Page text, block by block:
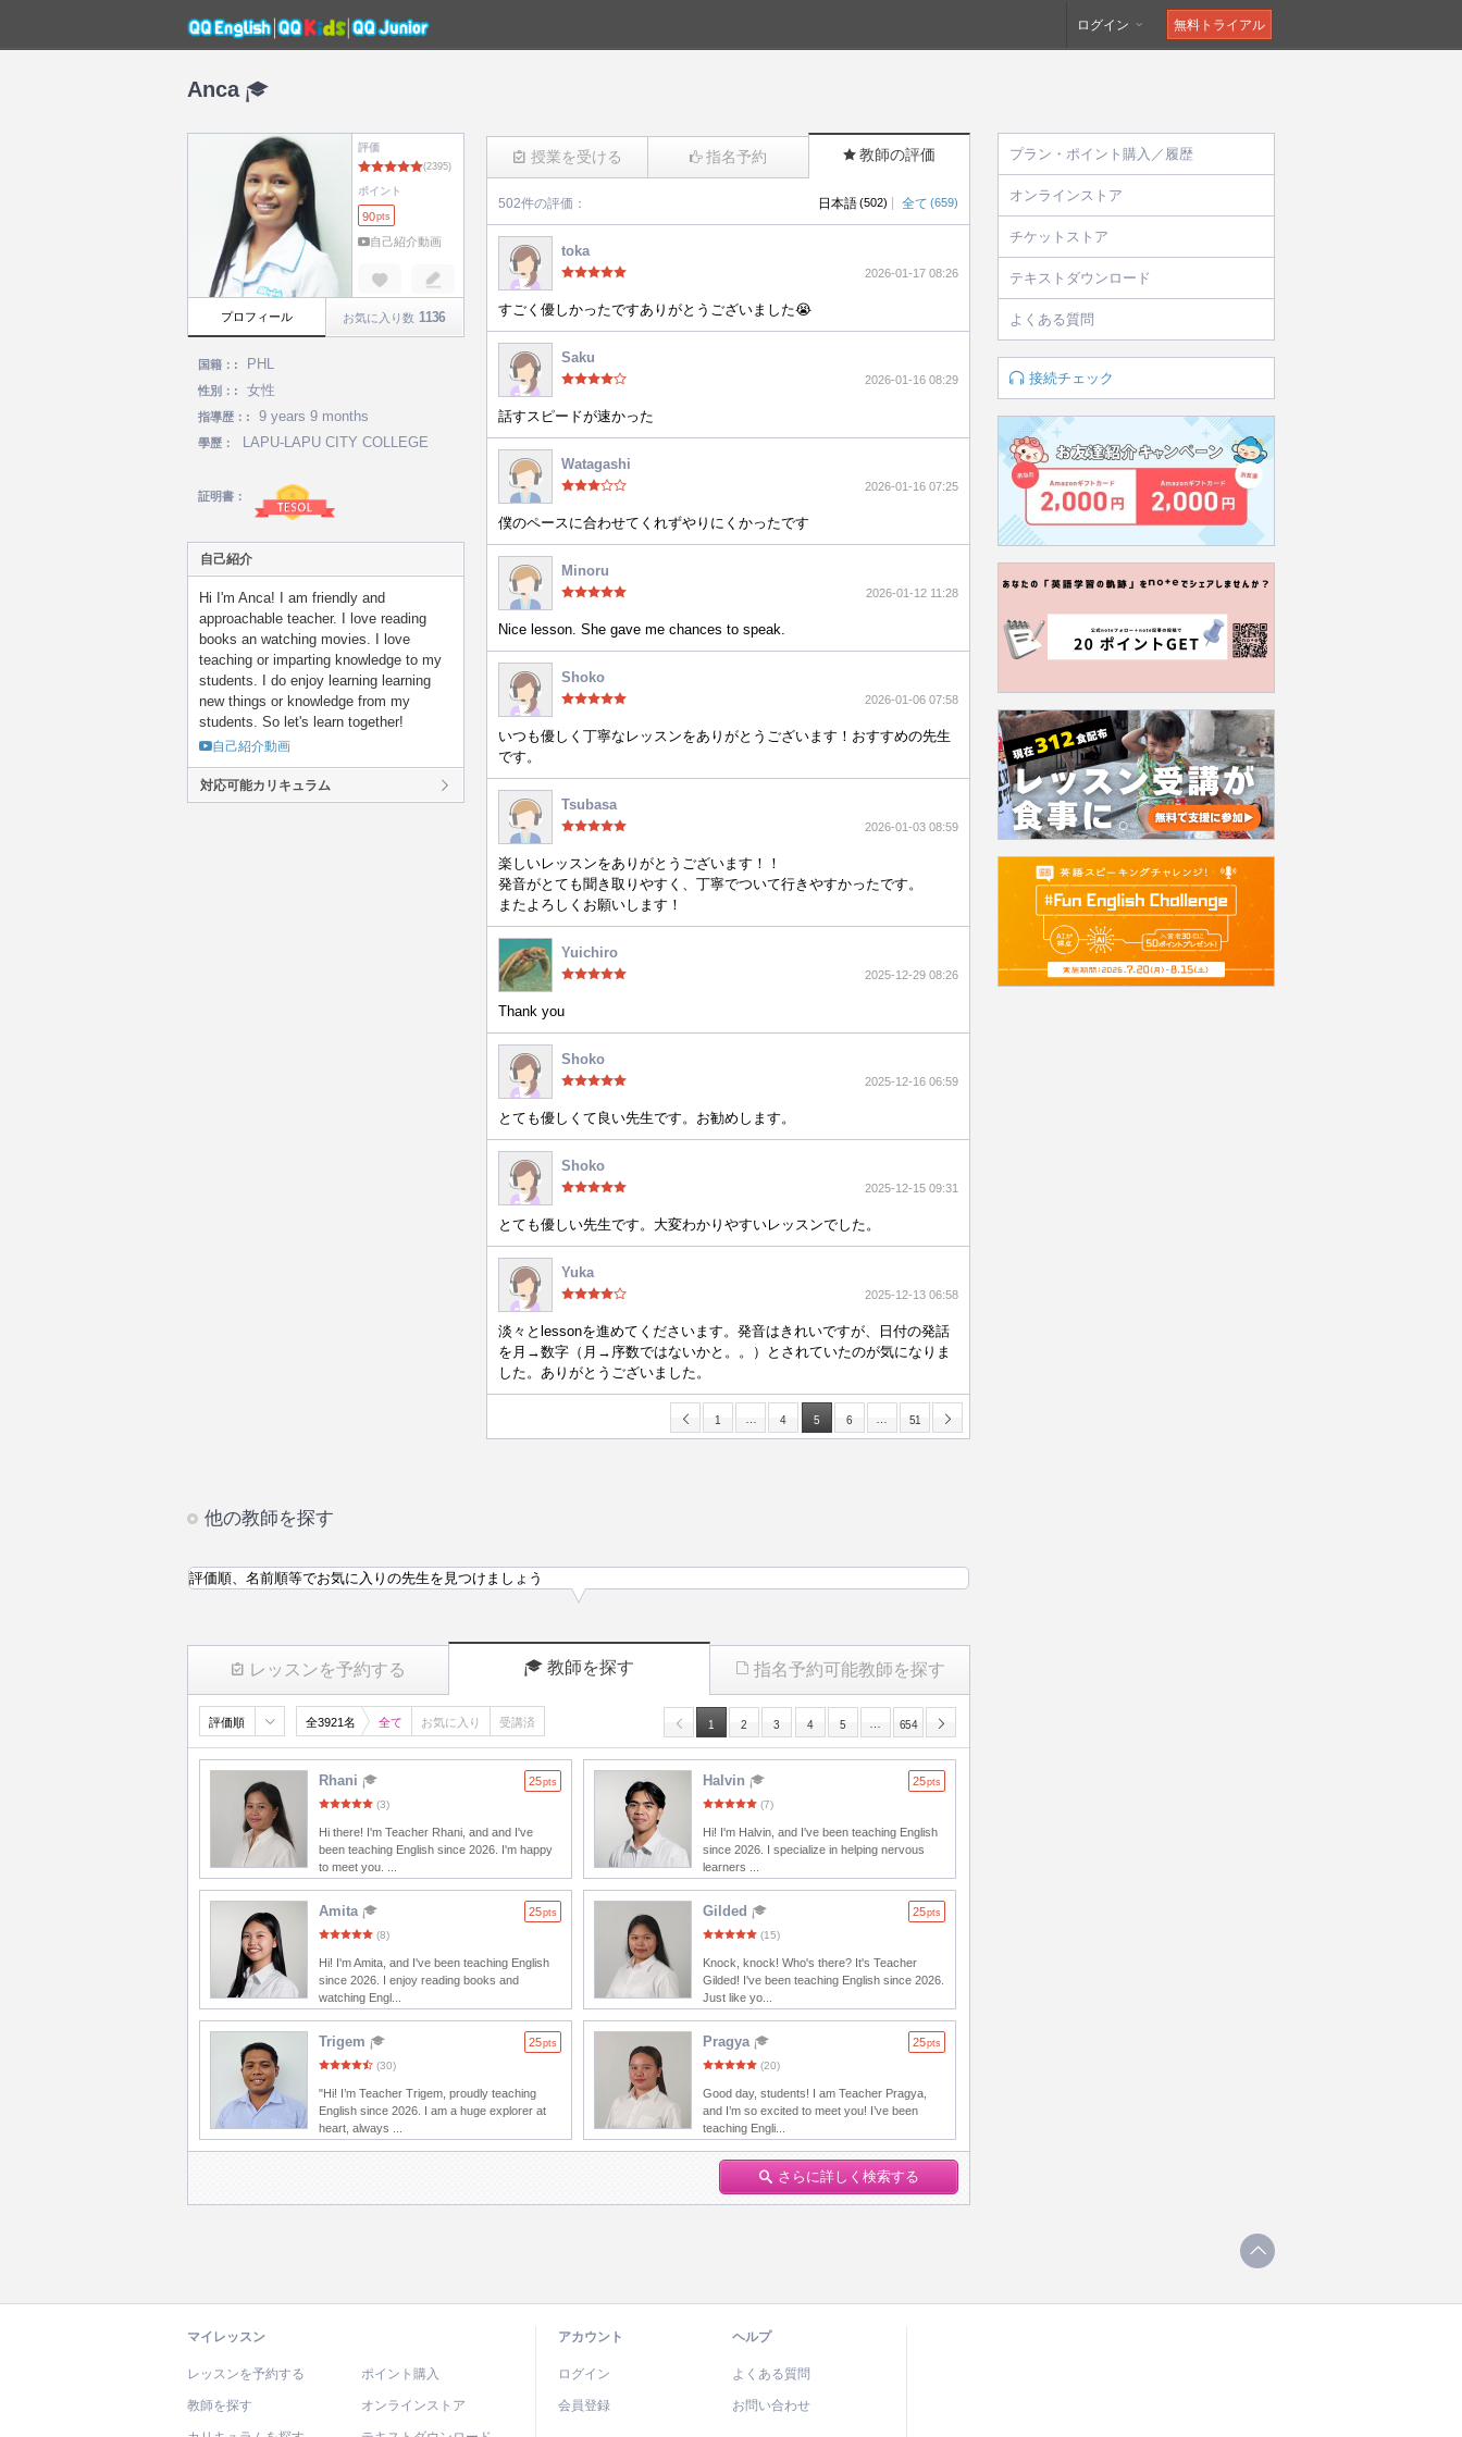
ログイン 無料トライアル
Anca
評価
(2395)
ポイント
90pts
自己紹介動画
プロフィール お気に入り数 1136
国籍：: PHL
性別：: 女性
指導歴：: 9 years 9 months
學歷： LAPU-LAPU CITY COLLEGE
証明書：
自己紹介
Hi I'm Anca! I am friendly and
approachable teacher. I love reading
books an watching movies. I love
teaching or imparting knowledge to my
students. I do enjoy learning learning
new things or knowledge from my
students. So let's learn together!
自己紹介動画
対応可能カリキュラム
授業を受ける 指名予約 教師の評価
502件の評価： 日本語(502) | 全て (659)
toka
2026-01-17 08:26
すごく優しかったですありがとうございました😭
Saku
2026-01-16 08:29
話すスピードが速かった
Watagashi
2026-01-16 07:25
僕のペースに合わせてくれずやりにくかったです
Minoru
2026-01-12 11:28
Nice lesson. She gave me chances to speak.
Shoko
2026-01-06 07:58
いつも優しく丁寧なレッスンをありがとうございます！おすすめの先生
です。
Tsubasa
2026-01-03 08:59
楽しいレッスンをありがとうございます！！
発音がとても聞き取りやすく、丁寧でついて行きやすかったです。
またよろしくお願いします！
Yuichiro
2025-12-29 08:26
Thank you
Shoko
2025-12-16 06:59
とても優しくて良い先生です。お勧めします。
Shoko
2025-12-15 09:31
とても優しい先生です。大変わかりやすいレッスンでした。
Yuka
2025-12-13 06:58
淡々とlessonを進めてくださいます。発音はきれいですが、日付の発話
を月→数字（月→序数ではないかと。。）とされていたのが気になりま
した。ありがとうございました。
1 4 5 6 51
他の教師を探す
レッスンを予約する 教師を探す 指名予約可能教師を探す
評価順、名前順等でお気に入りの先生を見つけましょう
評価順 全3921名 全て お気に入り 受講済 1 2 3 4 5 654
Rhani 25pts
(3)
Hi there! I'm Teacher Rhani, and and I've
been teaching English since 2026. I'm happy
to meet you. ...
Halvin 25pts
(7)
Hi! I'm Halvin, and I've been teaching English
since 2026. I specialize in helping nervous
learners ...
Amita 25pts
(8)
Hi! I'm Amita, and I've been teaching English
since 2026. I enjoy reading books and
watching Engl...
Gilded 25pts
(15)
Knock, knock! Who's there? It's Teacher
Gilded! I've been teaching English since 2026.
Just like yo...
Trigem 25pts
(30)
"Hi! I’m Teacher Trigem, proudly teaching
English since 2026. I am a huge explorer at
heart, always ...
Pragya 25pts
(20)
Good day, students! I am Teacher Pragya,
and I’m so excited to meet you! I’ve been
teaching Engli...
さらに詳しく検索する
プラン・ポイント購入／履歴
オンラインストア
チケットストア
テキストダウンロード
よくある質問
接続チェック
マイレッスン
レッスンを予約する ポイント購入
教師を探す オンラインストア
アカウント
ログイン
会員登録
ヘルプ
よくある質問
お問い合わせ